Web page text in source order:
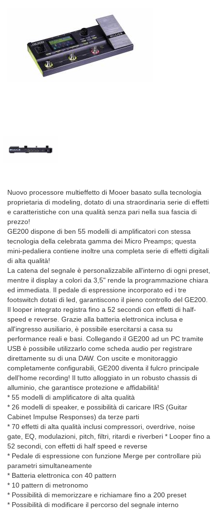
Nuovo processore multieffetto di Mooer basato sulla tecnologia
proprietaria di modeling, dotato di una straordinaria serie di effetti
e caratteristiche con una qualità senza pari nella sua fascia di
prezzo!
GE200 dispone di ben 55 modelli di amplificatori con stessa
tecnologia della celebrata gamma dei Micro Preamps; questa
mini-pedaliera contiene inoltre una completa serie di effetti digitali
di alta qualità!
La catena del segnale è personalizzabile all'interno di ogni preset,
mentre il display a colori da 3,5" rende la programmazione chiara
ed immediata. Il pedale di espressione incorporato ed i tre
footswitch dotati di led, garantiscono il pieno controllo del GE200.
Il looper integrato registra fino a 52 secondi con effetti di half-
speed e reverse. Grazie alla batteria elettronica inclusa e
all'ingresso ausiliario, è possibile esercitarsi a casa su
performance reali e basi. Collegando il GE200 ad un PC tramite
USB è possibile utilizzarlo come scheda audio per registrare
direttamente su di una DAW. Con uscite e monitoraggio
completamente configurabili, GE200 diventa il fulcro principale
dell’home recording! Il tutto alloggiato in un robusto chassis di
alluminio, che garantisce protezione e affidabilità!
* 55 modelli di amplificatore di alta qualità
* 26 modelli di speaker, e possibilità di caricare IRS (Guitar
Cabinet Impulse Responses) da terze parti
* 70 effetti di alta qualità inclusi compressori, overdrive, noise
gate, EQ, modulazioni, pitch, filtri, ritardi e riverberi * Looper fino a
52 secondi, con effetti di half speed e reverse
* Pedale di espressione con funzione Merge per controllare più
parametri simultaneamente
* Batteria elettronica con 40 pattern
* 10 pattern di metronomo
* Possibilità di memorizzare e richiamare fino a 200 preset
* Possibilità di modificare il percorso del segnale interno